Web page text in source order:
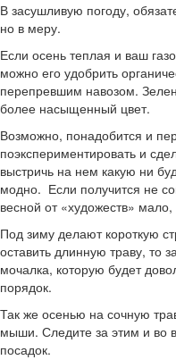
В засушливую погоду,
но в меру.
Если осень теплая и ваш
можно его удобрить
перепревшим навозом.
более насыщенный цвет.
Возможно, понадобится и
поэкспериментировать и
выстричь на нем какую ни
модно. Если получится не
весной от «художеств»
Под зиму делают короткую
оставить длинную траву, то
мочалка, которую будет
порядок.
Так же осенью на сочную
мыши. Следите за этим и во
посадок.